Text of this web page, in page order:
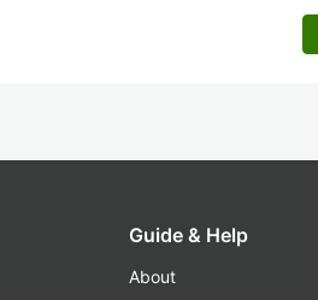
Guide & Help
About